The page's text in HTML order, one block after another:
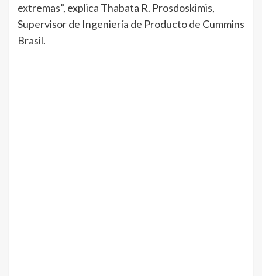
extremas”, explica Thabata R. Prosdoskimis,
Supervisor de Ingeniería de Producto de Cummins
Brasil.